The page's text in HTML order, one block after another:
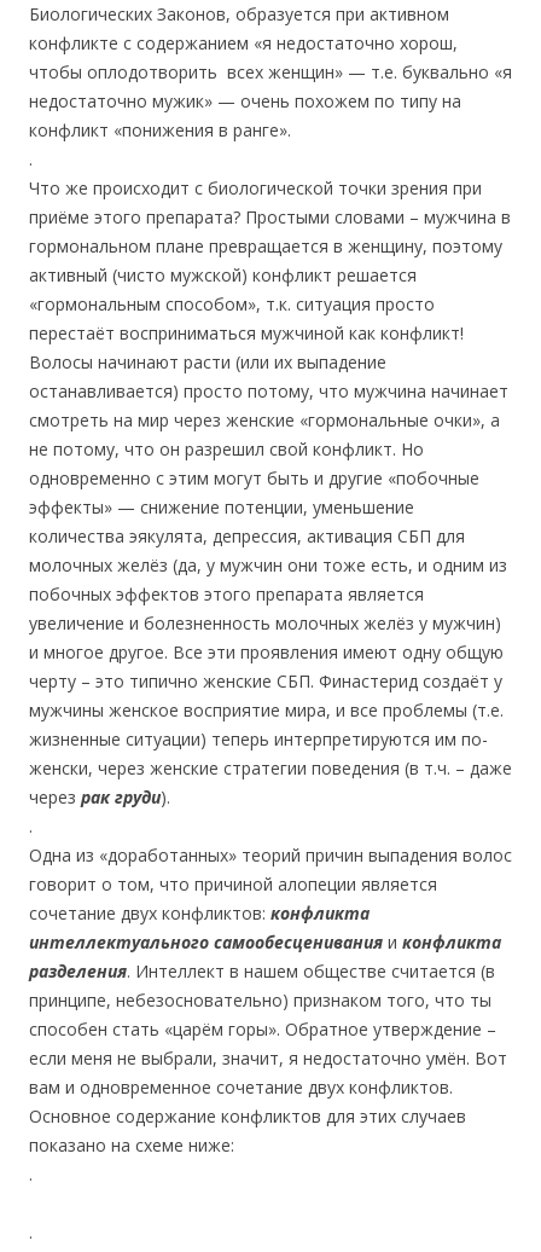
Биологических Законов, образуется при активном
конфликте с содержанием «я недостаточно хорош,
чтобы оплодотворить всех женщин» — т.е. буквально «я
недостаточно мужик» — очень похожем по типу на
конфликт «понижения в ранге».
.
Что же происходит с биологической точки зрения при
приёме этого препарата? Простыми словами – мужчина в
гормональном плане превращается в женщину, поэтому
активный (чисто мужской) конфликт решается
«гормональным способом», т.к. ситуация просто
перестаёт восприниматься мужчиной как конфликт!
Волосы начинают расти (или их выпадение
останавливается) просто потому, что мужчина начинает
смотреть на мир через женские «гормональные очки», а
не потому, что он разрешил свой конфликт. Но
одновременно с этим могут быть и другие «побочные
эффекты» — снижение потенции, уменьшение
количества эякулята, депрессия, активация СБП для
молочных желёз (да, у мужчин они тоже есть, и одним из
побочных эффектов этого препарата является
увеличение и болезненность молочных желёз у мужчин)
и многое другое. Все эти проявления имеют одну общую
черту – это типично женские СБП. Финастерид создаёт у
мужчины женское восприятие мира, и все проблемы (т.е.
жизненные ситуации) теперь интерпретируются им по-
женски, через женские стратегии поведения (в т.ч. – даже
через рак груди).
.
Одна из «доработанных» теорий причин выпадения волос
говорит о том, что причиной алопеции является
сочетание двух конфликтов: конфликта
интеллектуального самообесценивания и конфликта
разделения. Интеллект в нашем обществе считается (в
принципе, небезосновательно) признаком того, что ты
способен стать «царём горы». Обратное утверждение –
если меня не выбрали, значит, я недостаточно умён. Вот
вам и одновременное сочетание двух конфликтов.
Основное содержание конфликтов для этих случаев
показано на схеме ниже:
.
.